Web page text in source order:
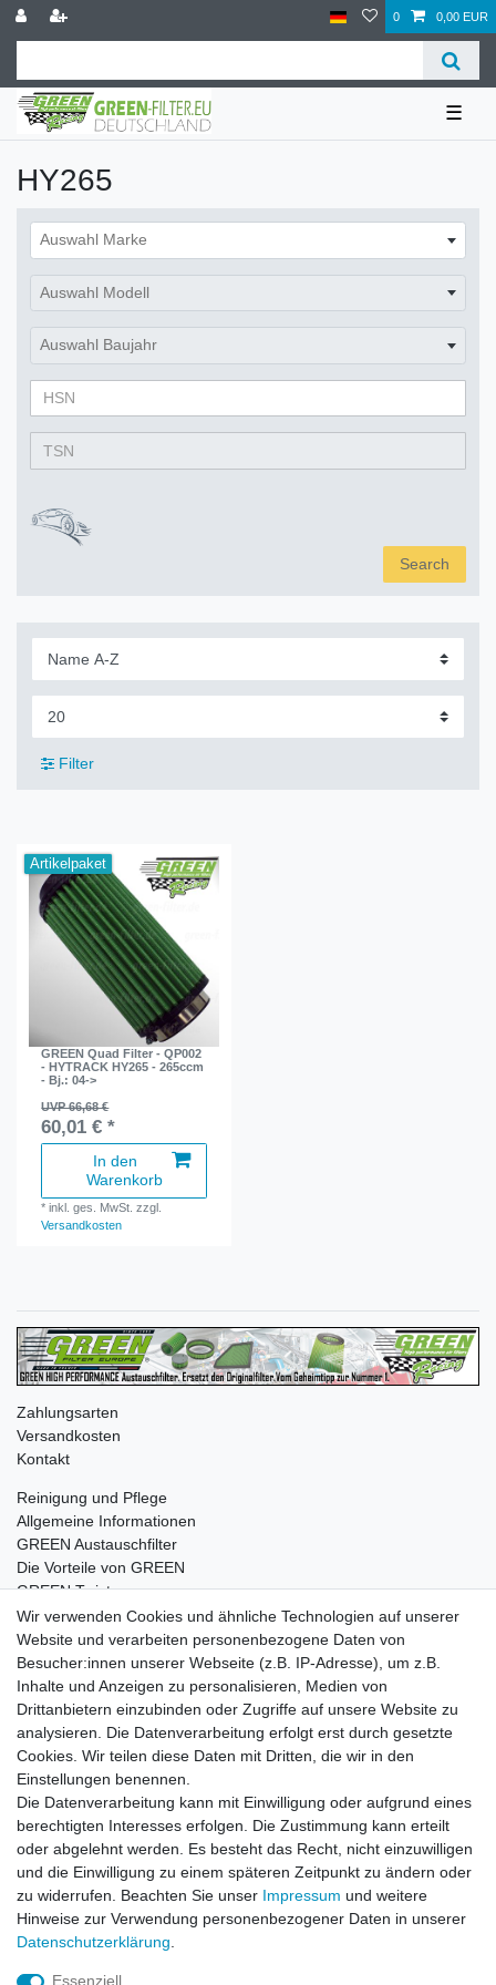
0 0,00 EUR
☰
HY265
Auswahl Marke
Auswahl Modell
Auswahl Baujahr
Search
Filter
Artikelpaket
GREEN Quad Filter - QP002
- HYTRACK HY265 - 265ccm
- Bj.: 04->
UVP 66,68 €
60,01 € *
In den
Warenkorb
*inkl. ges. MwSt. zzgl.
Versandkosten
Zahlungsarten
Versandkosten
Kontakt
Reinigung und Pflege
Allgemeine Informationen
GREEN Austauschfilter
Die Vorteile von GREEN
GREEN Twister
Impressum Daten­schutz­erklärung AGB
Barrierefreiheitserklärung Widerrufs­recht
Vertrag widerrufen Kontakt
© Copyright 2026 | Alle Rechte vorbehalten.
Wir verwenden Cookies und ähnliche Technologien auf unserer
Website und verarbeiten personenbezogene Daten von
Besucher:innen unserer Webseite (z.B. IP-Adresse), um z.B.
Inhalte und Anzeigen zu personalisieren, Medien von
Drittanbietern einzubinden oder Zugriffe auf unsere Website zu
analysieren. Die Datenverarbeitung erfolgt erst durch gesetzte
Cookies. Wir teilen diese Daten mit Dritten, die wir in den
Einstellungen benennen.
Die Datenverarbeitung kann mit Einwilligung oder aufgrund eines
berechtigten Interesses erfolgen. Die Zustimmung kann erteilt
oder abgelehnt werden. Es besteht das Recht, nicht einzuwilligen
und die Einwilligung zu einem späteren Zeitpunkt zu ändern oder
zu widerrufen. Beachten Sie unser Impressum und weitere
Hinweise zur Verwendung personenbezogener Daten in unserer
Daten­schutz­erklärung
Essenziell